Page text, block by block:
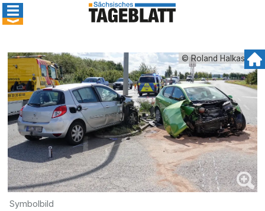
© Roland Halkasch
Symbolbild